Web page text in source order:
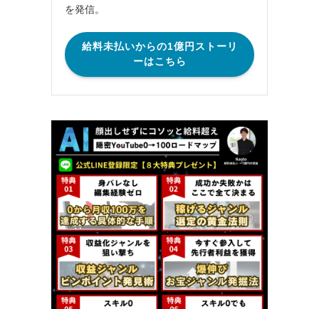
を発信。
給料未払いからの1億円ストーリ
ーはこちら